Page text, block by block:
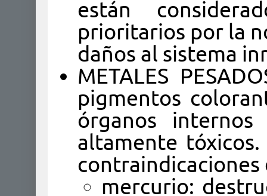
están
prioritarios por la
daños al sistema
METALES
pigmentos
órganos
altamente
contraindicaciones
​mercurio: